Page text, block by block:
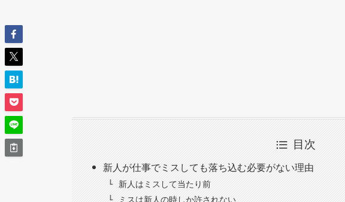
目次
新人が仕事でミスしても落ち込む必要がない理由
新人はミスして当たり前
ミスは新人の時しか許されない